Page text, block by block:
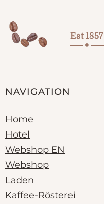
Est 1857
NAVIGATION
Home
Hotel
Webshop EN
Webshop
Laden
Kaffee-Rösterei